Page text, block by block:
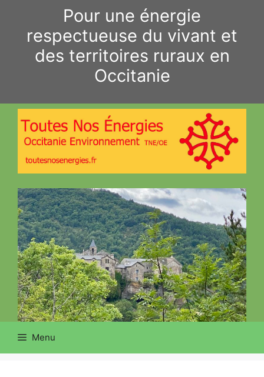
contenu
Pour une énergie
respectueuse du vivant et
des territoires ruraux en
Occitanie
Menu